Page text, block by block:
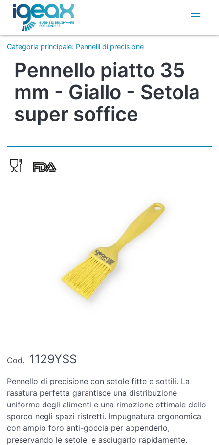
IT
EN
Categoria principale: Pennelli di precisione
Pennello piatto 35
mm - Giallo - Setola
super soffice
Cod. 1129YSS
Pennello di precisione con setole fitte e sottili. La
rasatura perfetta garantisce una distribuzione
uniforme degli alimenti e una rimozione ottimale dello
sporco negli spazi ristretti. Impugnatura ergonomica
con ampio foro anti-goccia per appenderlo,
preservando le setole, e asciugarlo rapidamente.